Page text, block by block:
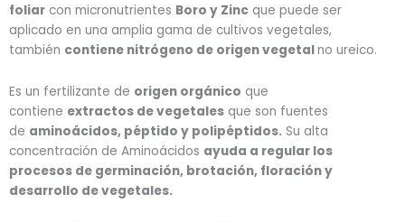
foliar con micronutrientes Boro y Zinc que puede ser
aplicado en una amplia gama de cultivos vegetales,
también contiene nitrógeno de origen vegetalno ureico.
Es un fertilizante de origen orgánico que
contiene extractos de vegetales que son fuentes
de aminoácidos, péptido y polipéptidos. Su alta
concentración de Aminoácidos ayuda a regular los
procesos de germinación, brotación, floración y
desarrollo de vegetales.